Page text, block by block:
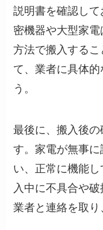
説明書を確認し
密機器や大型家
方法で搬入する
て、業者に具体
う。
最後に、搬入後
す。家電が無事
い、正常に機能
入中に不具合や
業者と連絡を取り